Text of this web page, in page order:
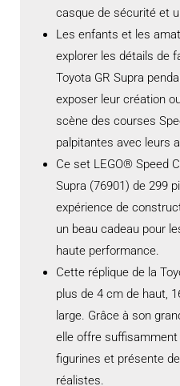
casque de sécurité et
Les enfants et les
explorer les détails de
Toyota GR Supra
exposer leur création
scène des courses
palpitantes avec leurs
Ce set LEGO® Speed
Supra (76901) de 299
expérience de
un beau cadeau pour
haute performance.
Cette réplique de la
plus de 4 cm de haut,
large. Grâce à son
elle offre
figurines et présente
réalistes.